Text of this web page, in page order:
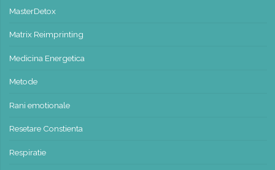
MasterDetox
Matrix Reimprinting
Medicina Energetica
Metode
Rani emotionale
Resetare Constienta
Respiratie